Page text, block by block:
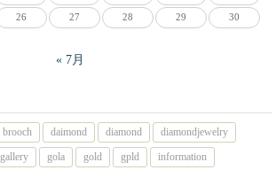
26 27 28 29 30
« 7月
brooch daimond diamond
diamondjewelry
gallery gola gold gpld
information